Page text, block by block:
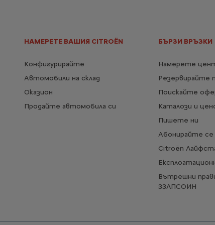
НАМЕРЕТЕ ВАШИЯ CITROËN
Конфигурирайте
Автомобили на склад
Оказион
Продайте автомобила си
БЪРЗИ ВРЪЗКИ
Намерете
Резервирайте
Поискайте
Каталози и
Пишете ни
Абонирайте се
Citroën
Вътрешни
ЗЗЛПСОИН